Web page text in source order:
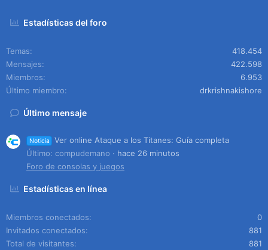
Estadísticas del foro
Temas
418.454
Mensajes
422.598
Miembros
6.953
Último miembro
drkrishnakishore
Último mensaje
Noticia
Ver online Ataque a los Titanes: Guía completa
Último: compudemano
hace 26 minutos
Foro de consolas y juegos
Estadísticas en línea
Miembros conectados
0
Invitados conectados
881
Total de visitantes
881